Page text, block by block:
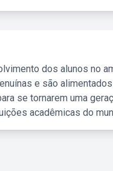
dos alunos no
e são
se tornarem uma
acadêmicas do